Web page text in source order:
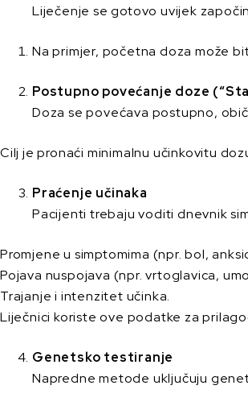
Liječenje se gotovo uvijek
Na primjer, početna doza može
Postupno povećanje doze
Doza se povećava postupno,
Cilj je pronaći minimalnu učinkovitu
Praćenje učinaka
Pacijenti trebaju voditi dnevnik
Promjene u simptomima (npr. bol,
Pojava nuspojava (npr. vrtoglavica,
Trajanje i intenzitet učinka.
Liječnici koriste ove podatke za
Genetsko testiranje
Napredne metode uključuju